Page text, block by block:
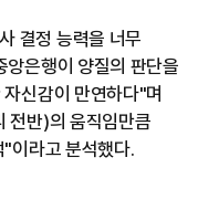
결정 능력을 너무
은행이 양질의 판단을
신감이 만연하다"며
전반)의 움직임만큼
이라고 분석했다.